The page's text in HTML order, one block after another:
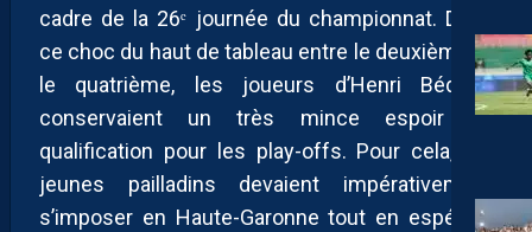
cadre de la 26ᵉ journée du championnat. Dans
ce choc du haut de tableau entre le deuxième et
le quatrième, les joueurs d’Henri Bédimo
conservaient un très mince espoir de
qualification pour les play-offs. Pour cela, les
jeunes pailladins devaient impérativement
s’imposer en Haute-Garonne tout en espérant